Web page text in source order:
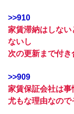
>>910
家賃滞納はしない
ないし
次の更新まで付
>>909
家賃保証会社は
尤もな理由なの